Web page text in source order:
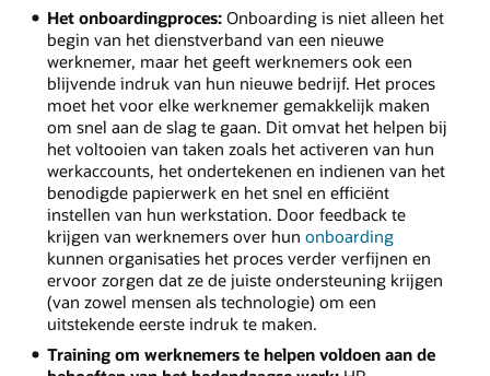
Het onboardingproces:Onboarding is niet alleen het
begin van het dienstverband van een nieuwe
werknemer, maar het geeft werknemers ook een
blijvende indruk van hun nieuwe bedrijf. Het proces
moet het voor elke werknemer gemakkelijk maken
om snel aan de slag te gaan. Dit omvat het helpen bij
het voltooien van taken zoals het activeren van hun
werkaccounts, het ondertekenen en indienen van het
benodigde papierwerk en het snel en efficiënt
instellen van hun werkstation. Door feedback te
krijgen van werknemers over hun onboarding
kunnen organisaties het proces verder verfijnen en
ervoor zorgen dat ze de juiste ondersteuning krijgen
(van zowel mensen als technologie) om een
uitstekende eerste indruk te maken.
Training om werknemers te helpen voldoen aan de